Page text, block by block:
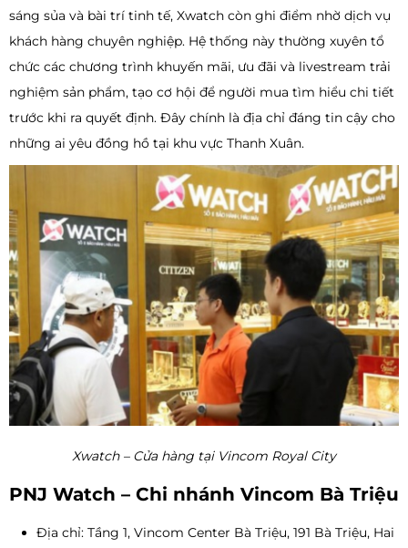
sáng sủa và bài trí tinh tế, Xwatch còn ghi điểm nhờ dịch vụ
khách hàng chuyên nghiệp. Hệ thống này thường xuyên tổ
chức các chương trình khuyến mãi, ưu đãi và livestream trải
nghiệm sản phẩm, tạo cơ hội để người mua tìm hiểu chi tiết
trước khi ra quyết định. Đây chính là địa chỉ đáng tin cậy cho
những ai yêu đồng hồ tại khu vực Thanh Xuân.
Xwatch – Cửa hàng tại Vincom Royal City
PNJ Watch – Chi nhánh Vincom Bà Triệu
Địa chỉ: Tầng 1, Vincom Center Bà Triệu, 191 Bà Triệu, Hai